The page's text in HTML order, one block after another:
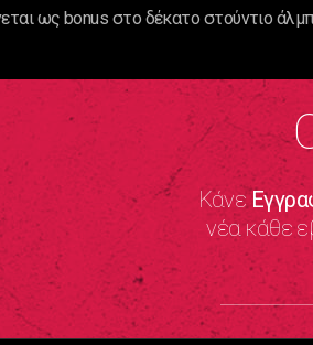
ως bonus στο δέκατο στούντιο
Κάνε
νέα κάθε